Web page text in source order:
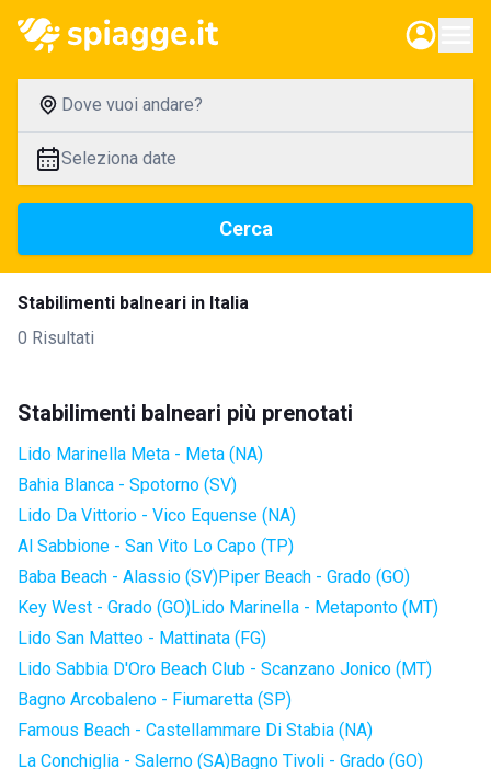
Dove vuoi andare?
Seleziona date
Cerca
Stabilimenti balneari in Italia
0 Risultati
Stabilimenti balneari più prenotati
Lido Marinella Meta - Meta (NA)
Bahia Blanca - Spotorno (SV)
Lido Da Vittorio - Vico Equense (NA)
Al Sabbione - San Vito Lo Capo (TP)
Baba Beach - Alassio (SV)Piper Beach - Grado (GO)
Key West - Grado (GO)Lido Marinella - Metaponto (MT)
Lido San Matteo - Mattinata (FG)
Lido Sabbia D'Oro Beach Club - Scanzano Jonico (MT)
Bagno Arcobaleno - Fiumaretta (SP)
Famous Beach - Castellammare Di Stabia (NA)
La Conchiglia - Salerno (SA)Bagno Tivoli - Grado (GO)